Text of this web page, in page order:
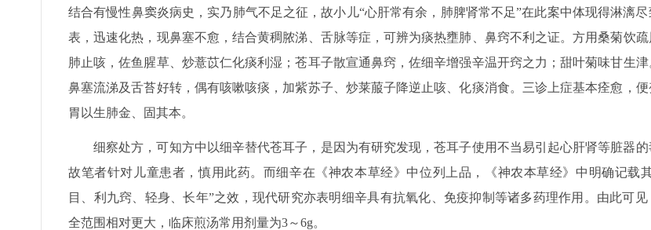
结合有慢性鼻窦炎病史，实乃肺气不足之征，故小儿“心肝常有余，肺脾肾常不足”在此案中体现得淋漓
表，迅速化热，现鼻塞不愈，结合黄稠脓涕、舌脉等症，可辨为痰热壅肺、鼻窍不利之证。方用桑菊饮
肺止咳，佐鱼腥草、炒薏苡仁化痰利湿；苍耳子散宣通鼻窍，佐细辛增强辛温开窍之力；甜叶菊味甘生
鼻塞流涕及舌苔好转，偶有咳嗽咳痰，加紫苏子、炒莱菔子降逆止咳、化痰消食。三诊上症基本痊愈，
胃以生肺金、固其本。
细察处方，可知方中以细辛替代苍耳子，是因为有研究发现，苍耳子使用不当易引起心肝肾等脏器的
故笔者针对儿童患者，慎用此药。而细辛在《神农本草经》中位列上品，《神农本草经》中明确记载
目、利九窍、轻身、长年”之效，现代研究亦表明细辛具有抗氧化、免疫抑制等诸多药理作用。由此可
全范围相对更大，临床煎汤常用剂量为3～6g。